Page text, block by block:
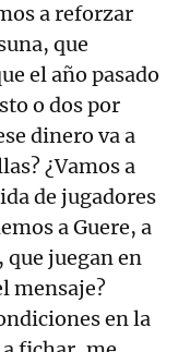
a reforzar
que
el año pasado
o dos por
dinero va a
¿Vamos a
de jugadores
a Guere, a
que juegan en
mensaje?
en la